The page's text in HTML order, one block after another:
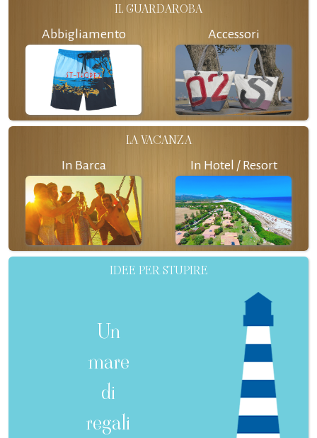
IL GUARDAROBA
Abbigliamento Accessori
LA VACANZA
In Barca In Hotel / Resort
IDEE PER STUPIRE
Un
mare
di
regali